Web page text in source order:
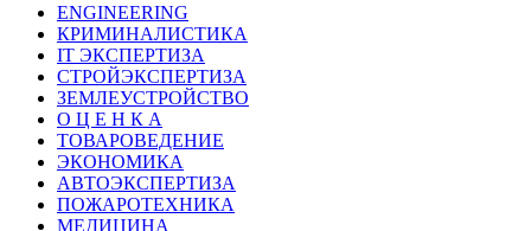
ENGINEERING
КРИМИНАЛИСТИКА
IT ЭКСПЕРТИЗА
СТРОЙЭКСПЕРТИЗА
ЗЕМЛЕУСТРОЙСТВО
О Ц Е Н К А
ТОВАРОВЕДЕНИЕ
ЭКОНОМИКА
АВТОЭКСПЕРТИЗА
ПОЖАРОТЕХНИКА
МЕДИЦИНА